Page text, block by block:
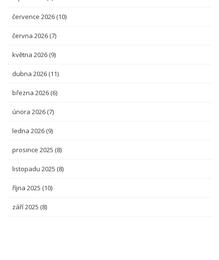
července 2026 (10)
června 2026 (7)
května 2026 (9)
dubna 2026 (11)
března 2026 (6)
února 2026 (7)
ledna 2026 (9)
prosince 2025 (8)
listopadu 2025 (8)
října 2025 (10)
září 2025 (8)